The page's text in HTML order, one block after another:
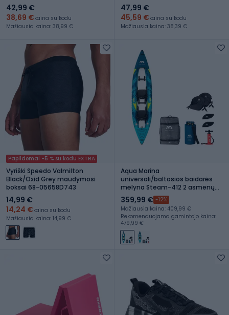
42,99 €
38,69 €kaina su kodu
Mažiausia kaina: 38,99 €
47,99 €
45,59 €kaina su kodu
Mažiausia kaina: 38,39 €
Papildomai -5 % su kodu EXTRA
Vyriški Speedo Valmilton
Black/Oxid Grey maudymosi
boksai 68-05658D743
14,99 €
14,24 €kaina su kodu
Mažiausia kaina: 14,99 €
Aqua Marina
universali/baltosios baidarės
mėlyna Steam-412 2 asmenų
pripučiama baidarė 13'6″
359,99 € -12%
Mažiausia kaina: 409,99 €
Rekomenduojama gamintojo kaina:
479,99 €